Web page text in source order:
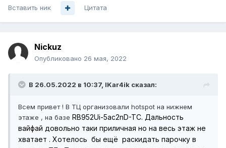
Вставить ник Цитата
Nickuz
Опубликовано 26 мая, 2022
В 26.05.2022 в 10:37, IKar4ik сказал:
Всем привет ! В ТЦ организовали hotspot на нижнем
этаже , на базе RB952Ui-5ac2nD-TC. Дальность
вайфай довольно таки приличная но на весь этаж не
хватает . Хотелось бы ещё раскидать парочку в